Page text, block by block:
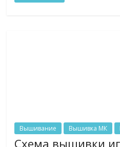
Вышивание Вышивка МК
Схема вышивки